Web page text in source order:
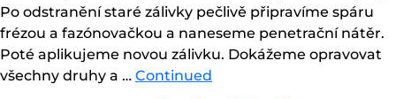
Po odstranění staré zálivky pečlivě připravíme spáru
frézou a fazónovačkou a naneseme penetrační nátěr.
Poté aplikujeme novou zálivku. Dokážeme opravovat
všechny druhy a … Continued